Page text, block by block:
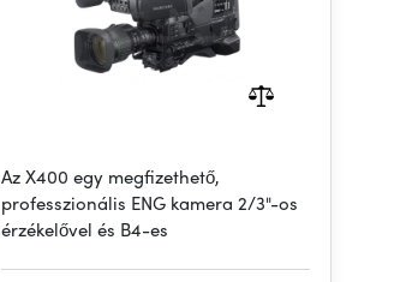
Az X400 egy megfizethető,
professzionális ENG kamera 2/3"-os
érzékelővel és B4-es